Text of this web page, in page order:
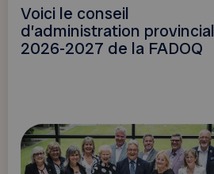
Voici le conseil
d’administration provincial
2026-2027 de la FADOQ